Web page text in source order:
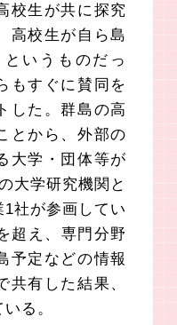
校生が共に探究
高校生が自ら島
いうものだっ
もすぐに賛同を
した。群島の高
とから、外部の
大学・団体等が
大学研究機関と
社が参画してい
超え、専門分野
予定などの情報
共有した結果、
る。